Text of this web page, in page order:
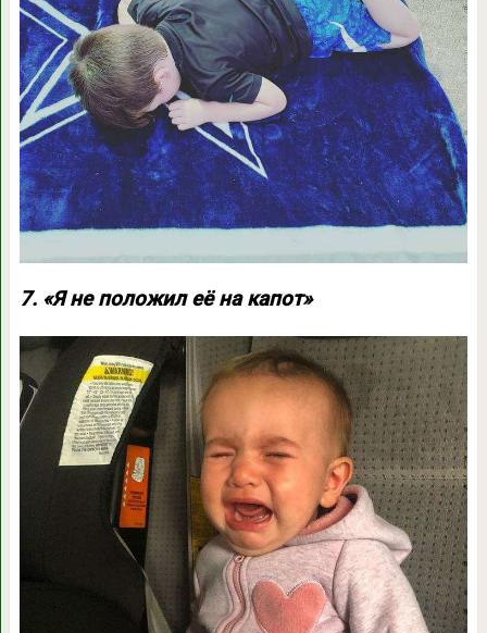
7. «Я не положил её на капот»